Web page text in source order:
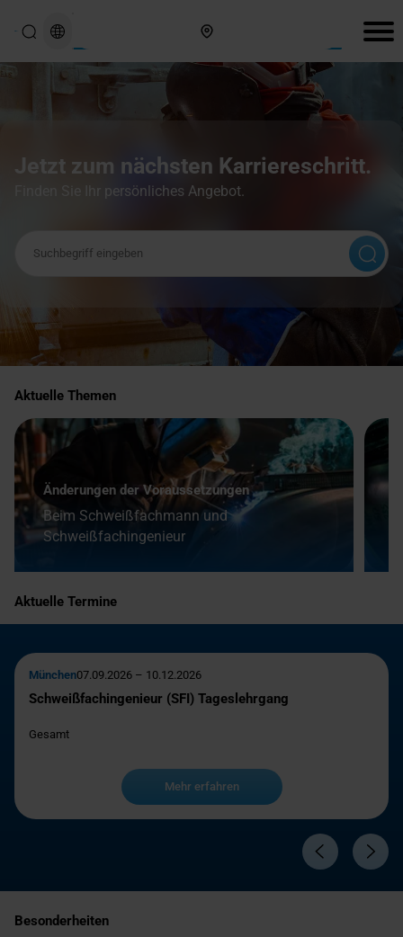
Jetzt zum nächsten Karriereschritt.
Finden Sie Ihr persönliches Angebot.
Aktuelle Themen
Änderungen der Voraussetzungen
Beim Schweißfachmann und
Schweißfachingenieur
Aktuelle Termine
München07.09.2026 – 10.12.2026
Schweißfachingenieur (SFI) Tageslehrgang
Gesamt
Mehr erfahren
Besonderheiten